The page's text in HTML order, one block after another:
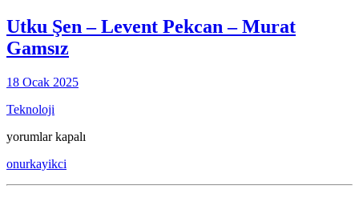
Utku Şen – Levent Pekcan – Murat
Gamsız
18 Ocak 2025
Teknoloji
Utku
–
yorumlar kapalı
onurkayikci